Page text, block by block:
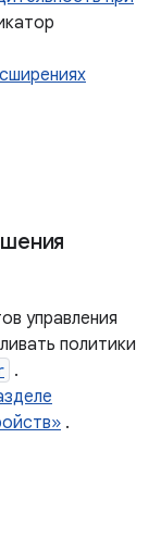
управления
политики
.
.